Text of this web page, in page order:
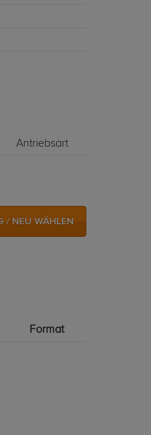
Antriebsart
/ NEU WÄHLEN
Format